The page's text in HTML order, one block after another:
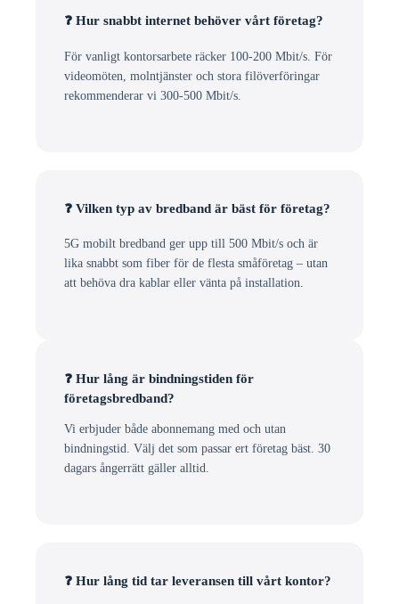
❓ Hur snabbt internet behöver vårt företag?
För vanligt kontorsarbete räcker 100-200 Mbit/s. För
videomöten, molntjänster och stora filöverföringar
rekommenderar vi 300-500 Mbit/s.
❓ Vilken typ av bredband är bäst för företag?
5G mobilt bredband ger upp till 500 Mbit/s och är
lika snabbt som fiber för de flesta småföretag – utan
att behöva dra kablar eller vänta på installation.
❓ Hur lång är bindningstiden för
företagsbredband?
Vi erbjuder både abonnemang med och utan
bindningstid. Välj det som passar ert företag bäst. 30
dagars ångerrätt gäller alltid.
❓ Hur lång tid tar leveransen till vårt kontor?